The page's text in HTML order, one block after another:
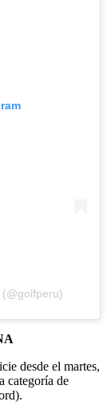
desde el martes,
categoría de